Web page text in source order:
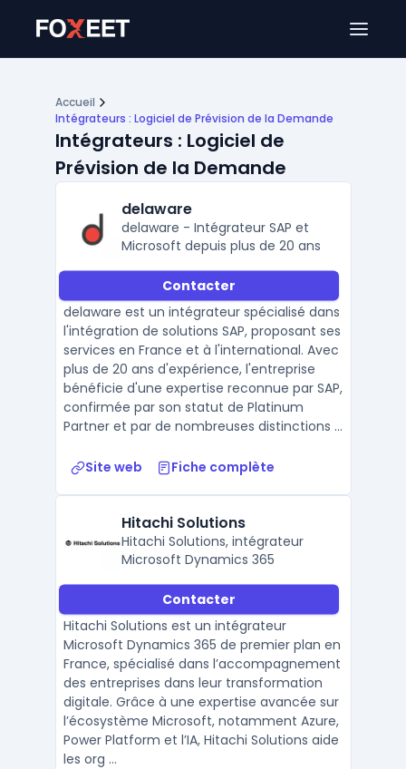
Accueil
Intégrateurs : Logiciel de Prévision de la Demande
Intégrateurs : Logiciel de
Prévision de la Demande
delaware
delaware - Intégrateur SAP et
Microsoft depuis plus de 20 ans
Contacter
delaware est un intégrateur spécialisé dans
l'intégration de solutions SAP, proposant ses
services en France et à l'international. Avec
plus de 20 ans d'expérience, l'entreprise
bénéficie d'une expertise reconnue par SAP,
confirmée par son statut de Platinum
Partner et par de nombreuses distinctions ...
Site web Fiche complète
Hitachi Solutions
Hitachi Solutions, intégrateur
Microsoft Dynamics 365
Contacter
Hitachi Solutions est un intégrateur
Microsoft Dynamics 365 de premier plan en
France, spécialisé dans l’accompagnement
des entreprises dans leur transformation
digitale. Grâce à une expertise avancée sur
l’écosystème Microsoft, notamment Azure,
Power Platform et l’IA, Hitachi Solutions aide
les org ...